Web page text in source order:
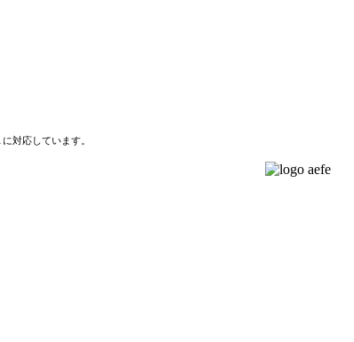
対応しています。